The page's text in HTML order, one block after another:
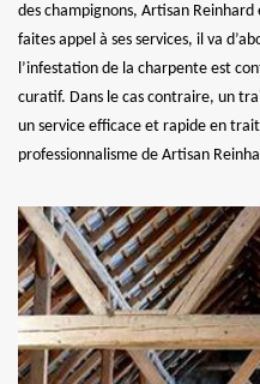
des champignons, Artisan
faites appel à ses services, il va
l’infestation de la charpente est
curatif. Dans le cas contraire, un
un service efficace et rapide en
professionnalisme de Artisan